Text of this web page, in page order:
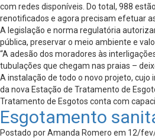
com redes disponíveis. Do total, 988
renotificados e agora precisam efetuar
A legislação e norma regulatória
pública, preservar o meio ambiente e
“A adesão dos moradores às
tubulações que chegam nas praias –
A instalação de todo o novo projeto, cujo
da nova Estação de Tratamento de
Tratamento de Esgotos conta com
Esgotamento
Postado por Amanda Romero em 12/